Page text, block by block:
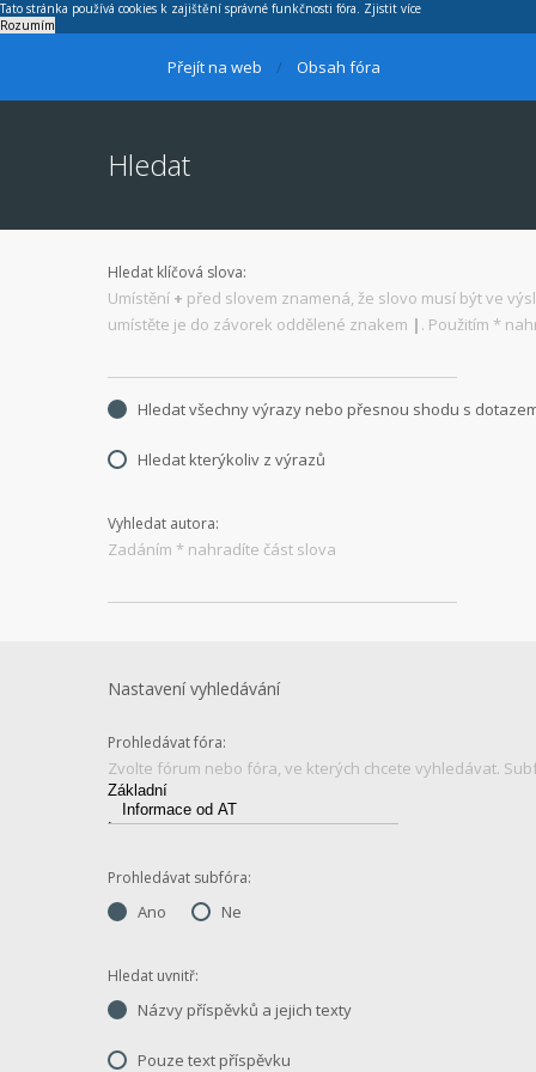
Tato stránka používá cookies k zajištění správné funkčnosti fóra. Zjistit více
Rozumím
Přejít na web Obsah fóra
Hledat
Hledat klíčová slova:
Umístění + před slovem znamená, že slovo musí být ve
umístěte je do závorek oddělené znakem | . Použitím *
Hledat všechny výrazy nebo přesnou shodu s
Hledat kterýkoliv z výrazů
Vyhledat autora:
Zadáním * nahradíte část slova
Nastavení vyhledávání
Prohledávat fóra:
Zvolte fórum nebo fóra, ve kterých chcete vyhledávat.
Prohledávat subfóra:
Ano Ne
Hledat uvnitř:
Názvy příspěvků a jejich texty
Pouze text příspěvku